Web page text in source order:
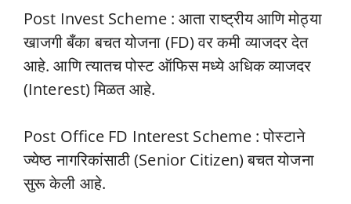
Post Invest Scheme : आता राष्ट्रीय आणि मोठ्या
खाजगी बँका बचत योजना (FD) वर कमी व्याजदर देत
आहे. आणि त्यातच पोस्ट ऑफिस मध्ये अधिक व्याजदर
(Interest) मिळत आहे.
Post Office FD Interest Scheme : पोस्टाने
ज्येष्ठ नागरिकांसाठी (Senior Citizen) बचत योजना
सुरू केली आहे.